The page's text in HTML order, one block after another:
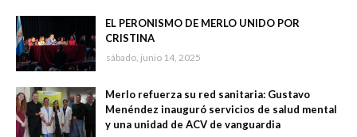
EL PERONISMO DE MERLO UNIDO POR
CRISTINA
sábado, junio 14, 2025
Merlo refuerza su red sanitaria: Gustavo
Menéndez inauguró servicios de salud mental
y una unidad de ACV de vanguardia